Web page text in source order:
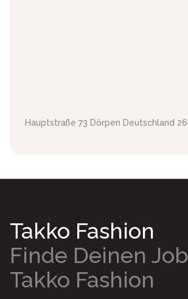
Hauptstraße 73 Dörpen Deutschland
Takko Fashion
Finde Deinen
Takko Fashion